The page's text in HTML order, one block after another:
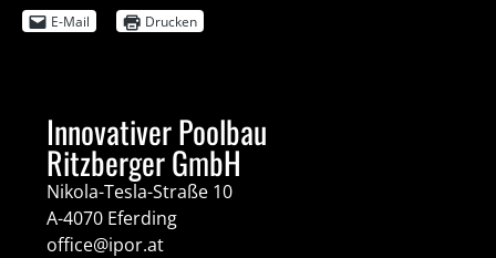
E-Mail
Drucken
Innovativer Poolbau
Ritzberger GmbH
Nikola-Tesla-Straße 10
A-4070 Eferding
office@ipor.at